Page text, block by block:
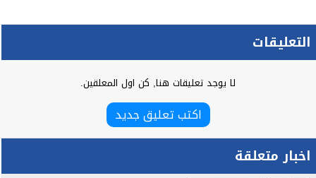
التعليقات
لا يوجد تعليقات هنا, كن اول المعلقين.
اكتب تعليق جديد
اخبار متعلقة